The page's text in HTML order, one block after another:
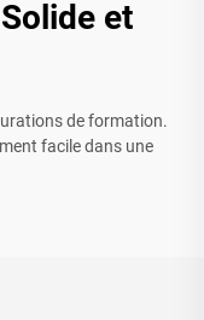
et
de formation.
facile dans une